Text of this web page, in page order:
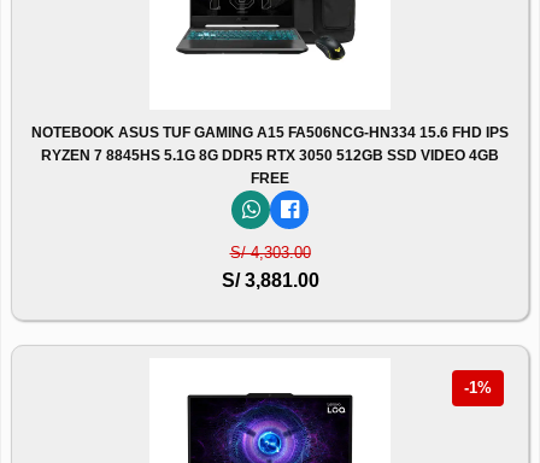
NOTEBOOK ASUS TUF GAMING A15 FA506NCG-HN334 15.6 FHD IPS
RYZEN 7 8845HS 5.1G 8G DDR5 RTX 3050 512GB SSD VIDEO 4GB
FREE
S/ 4,303.00
S/ 3,881.00
-1%